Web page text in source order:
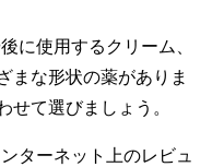
に使用するクリーム、
まな形状の薬がありま
せて選びましょう。
ターネット上のレビュ